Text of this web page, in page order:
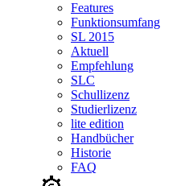
Features
Funktionsumfang
SL 2015
Aktuell
Empfehlung
SLC
Schullizenz
Studierlizenz
lite edition
Handbücher
Historie
FAQ